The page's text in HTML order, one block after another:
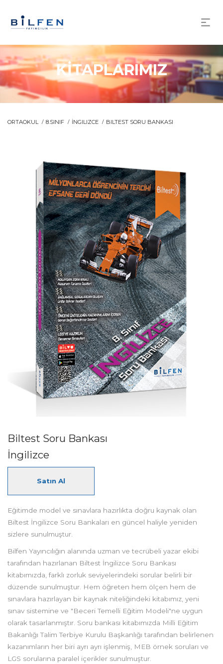
KİTAPLARIMIZ
ORTAOKUL 8.SINIF İNGILIZCE BILTEST SORU BANKASI
Biltest Soru Bankası
İngilizce
Satın Al
Eğitimde model ve sınavlara hazırlıkta doğru kaynak olan
Biltest İngilizce Soru Bankaları en güncel haliyle yeniden
sizlere sunulmuştur.
Bilfen Yayıncılığın alanında uzman ve tecrübeli yazar ekibi
tarafından hazırlanan Biltest İngilizce Soru Bankası
kitabımızda, farklı zorluk seviyelerindeki sorular belirli bir
düzende sunulmuştur. Hem öğreten hem ölçen hem de
sınavlara hazırlayan bir kaynak niteliğindeki kitabımız, yeni
sınav sistemine ve "Beceri Temelli Eğitim Modeli"ne uygun
olarak tasarlanmıştır. Soru bankası kitabımızda Milli Eğitim
Bakanlığı Talim Terbiye Kurulu Başkanlığı tarafından belirlenen
kazanımların her biri ayrı ayrı işlenmiş, MEB örnek soruları ve
LGS sorularına paralel içerikler sunulmuştur.